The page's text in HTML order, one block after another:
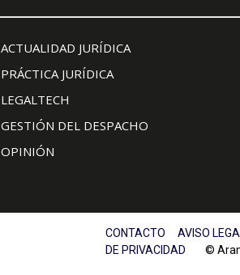
ACTUALIDAD JURÍDICA
PRÁCTICA JURÍDICA
LEGALTECH
GESTIÓN DEL DESPACHO
OPINIÓN
CONTACTO AVISO
DE PRIVACIDAD ©